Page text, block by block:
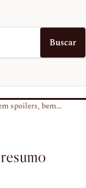
Buscar
spoilers, bem...